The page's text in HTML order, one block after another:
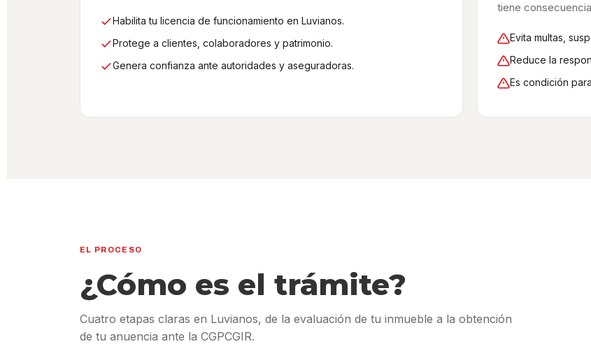
Habilita tu licencia de funcionamiento en Luvianos.
Protege a clientes, colaboradores y patrimonio.
Genera confianza ante autoridades y aseguradoras.
tiene
Evita multas,
Reduce la
Es condición
EL PROCESO
¿Cómo es el trámite?
Cuatro etapas claras en Luvianos, de la evaluación de tu inmueble a la obtención
de tu anuencia ante la CGPCGIR.